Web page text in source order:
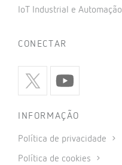
IoT Industrial e Automação
CONECTAR
INFORMAÇÃO
Política de privacidade
Política de cookies